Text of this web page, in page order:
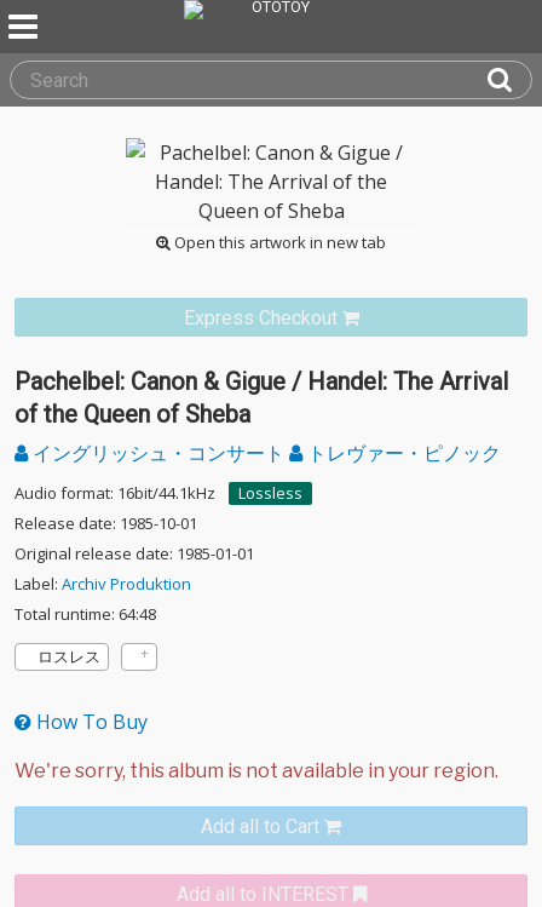
Open this artwork in new tab
Express Checkout
Pachelbel: Canon & Gigue / Handel: The Arrival
of the Queen of Sheba
イングリッシュ・コンサート トレヴァー・ピノック
Audio format: 16bit/44.1kHz
Lossless
Release date: 1985-10-01
Original release date: 1985-01-01
Label: Archiv Produktion
Total runtime: 64:48
ロスレス
How To Buy
Add all to Cart
Add all to INTEREST